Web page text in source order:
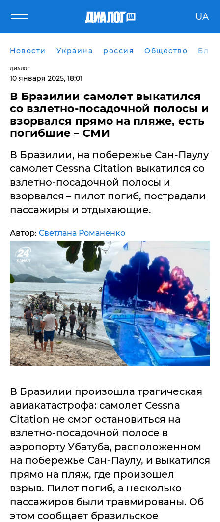
UA
Новости Украина россия Общество
ДИАЛОГ
10 января 2025, 18:01
В Бразилии самолет выкатился
со взлетно-посадочной полосы и
взорвался прямо на пляже, есть
погибшие – СМИ
В Бразилии, на побережье Сан-Паулу
самолет Cessna Citation выкатился со
взлетно-посадочной полосы и
взорвался – пилот погиб, пострадали
пассажиры и отдыхающие.
Автор: Светлана Романенко
В Бразилии произошла трагическая
авиакатастрофа: самолет Cessna
Citation не смог остановиться на
взлетно-посадочной полосе в
аэропорту Убатуба, расположенном
на побережье Сан-Паулу, и выкатился
прямо на пляж, где произошел
взрыв. Пилот погиб, а несколько
пассажиров были травмированы. Об
этом сообщает бразильское